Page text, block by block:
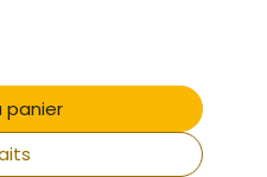
panier